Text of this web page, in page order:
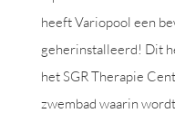
heeft Variopool een
geherinstalleerd! Dit
het SGR Therapie
zwembad waarin